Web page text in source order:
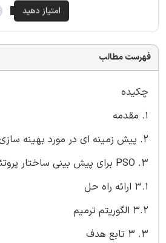
فهرست مطالب
چکیده
1. مقدمه
2. پیش زمینه ای در مورد بهینه سازی ازدحام ذرات
3. PSO برای پیش بینی ساختار پروتئین
3.1 ارائه راه حل
3.2 الگوریتم ترمیم
3. 3 تابع هدف